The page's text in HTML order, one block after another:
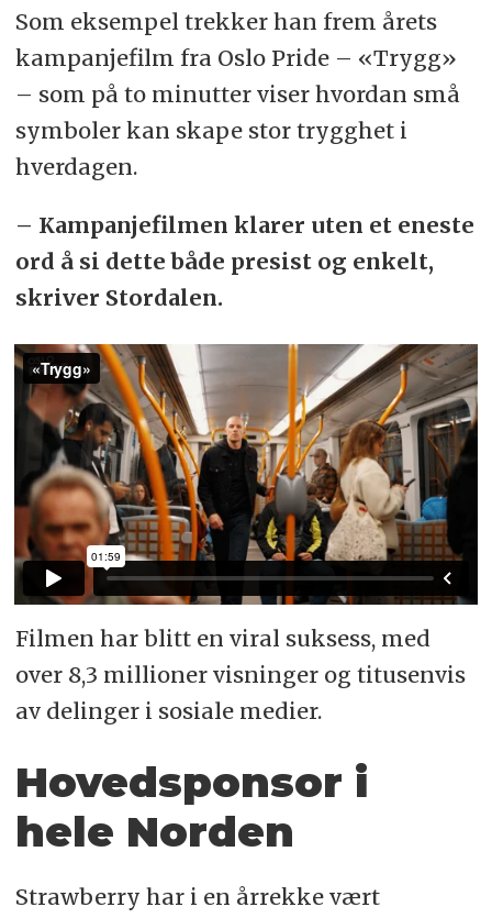
Som eksempel trekker han frem årets
kampanjefilm fra Oslo Pride – «Trygg»
– som på to minutter viser hvordan små
symboler kan skape stor trygghet i
hverdagen.
– Kampanjefilmen klarer uten et eneste
ord å si dette både presist og enkelt,
skriver Stordalen.
Filmen har blitt en viral suksess, med
over 8,3 millioner visninger og titusenvis
av delinger i sosiale medier.
Hovedsponsor i
hele Norden
Strawberry har i en årrekke vært